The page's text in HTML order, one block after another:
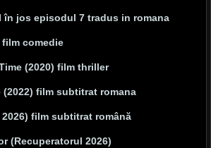
în jos episodul 7 tradus in romana
film comedie
(2020) film thriller
(2022) film subtitrat romana
film subtitrat română
(Recuperatorul 2026)